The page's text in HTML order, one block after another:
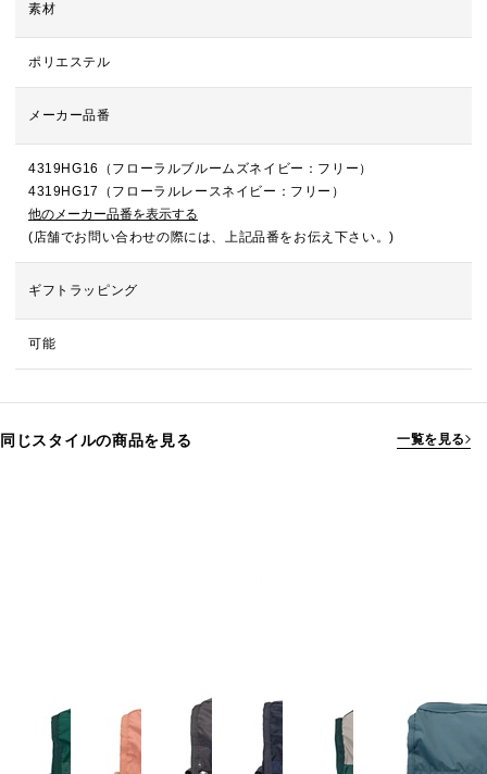
素材
ポリエステル
メーカー品番
4319HG16（フローラルブルームズネイビー：フリー）
4319HG17（フローラルレースネイビー：フリー）
他のメーカー品番を表示する
(店舗でお問い合わせの際には、上記品番をお伝え下さい。)
ギフトラッピング
可能
同じスタイルの商品を見る 一覧を見る